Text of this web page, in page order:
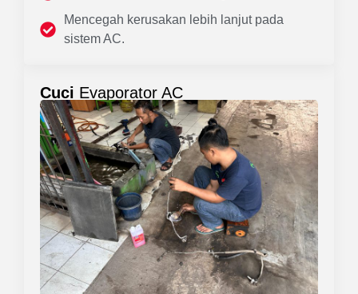
Mencegah kerusakan lebih lanjut pada
sistem AC.
Cuci Evaporator AC